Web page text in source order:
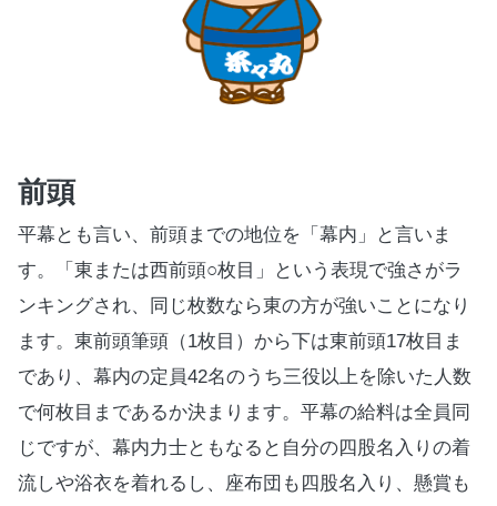
前頭
平幕とも言い、前頭までの地位を「幕内」と言いま
す。「東または西前頭○枚目」という表現で強さがラ
ンキングされ、同じ枚数なら東の方が強いことになり
ます。東前頭筆頭（1枚目）から下は東前頭17枚目ま
であり、幕内の定員42名のうち三役以上を除いた人数
で何枚目まであるか決まります。平幕の給料は全員同
じですが、幕内力士ともなると自分の四股名入りの着
流しや浴衣を着れるし、座布団も四股名入り、懸賞も